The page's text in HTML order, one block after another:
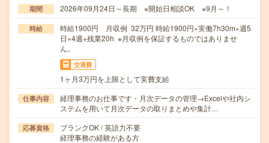
期間 2026年09月24日～長期 ※開始日相談OK ※9月～！
時給
時給1900円 月収例 32万円 時給1900円×実働7h30m×週5
日×4週+残業20h ※月収例を保証するものではありませ
ん。
交通費
1ヶ月3万円を上限として実費支給
仕事内容
経理事務のお仕事です・月次データの管理→Excelや社内シ
ステムを用いて月次データの取りまとめや集計…
応募資格
ブランクOK / 英語力不要
経理事務の経験がある方